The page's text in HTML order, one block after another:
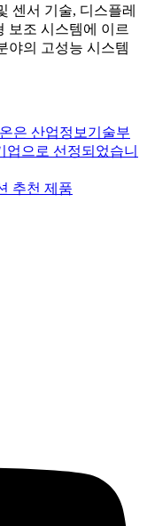
센서 기술, 디스플레
보조 시스템에 이르
야의 고성능 시스템
은 산업정보기술부
으로 선정되었습니
추천 제품